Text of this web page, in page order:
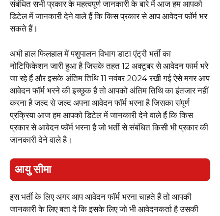
संबंधित सभी प्रकार के महत्वपूर्ण जानकारी के बारे में आज हम आपको
डिटेल में जानकारी देने वाले हैं कि किस प्रकार से आप आवेदन फॉर्म भर
सकते हैं।
अभी हाल फिलहाल में पशुपालन विभाग डाटा एंट्री भर्ती का
नोटिफिकेशन जारी हुआ है जिसके तहत 12 अक्टूबर से आवेदन फार्म भरे
जा रहे हैं और इसके अंतिम तिथि 11 नवंबर 2024 रखी गई ऐसे मगर आप
आवेदन फॉर्म भरने की इच्छुक है तो आपको अंतिम तिथि का इंतजार नहीं
करना है जल्द से जल्द अपना आवेदन फॉर्म भरना है जिसका संपूर्ण
प्रक्रिया आज हम आपको डिटेल में जानकारी देने वाले हैं कि किस
प्रकार से आवेदन फॉर्म भरना है जो भर्ती से संबंधित किसी भी प्रकार की
जानकारी देने वाले है।
आयु सीमा
इस भर्ती के लिए अगर आप आवेदन फॉर्म भरना चाहते हैं तो आपकी
जानकारी के लिए बता दे कि इसके लिए जो भी आवेदनकर्ता है उसकी